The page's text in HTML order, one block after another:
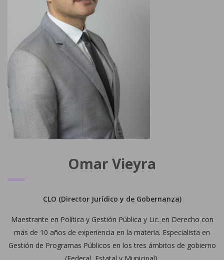
Omar Vieyra
CLO (Director Jurídico y de Gobernanza)
Maestrante en Política y Gestión Pública y Lic. en Derecho con
más de 10 años de experiencia en la materia. Especialista en
Gestión de Programas Públicos en los tres ámbitos de gobierno